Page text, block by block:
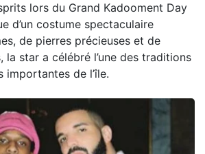
lors du Grand Kadooment Day
d’un costume spectaculaire
de pierres précieuses et de
la star a célébré l’une des traditions
importantes de l’île.